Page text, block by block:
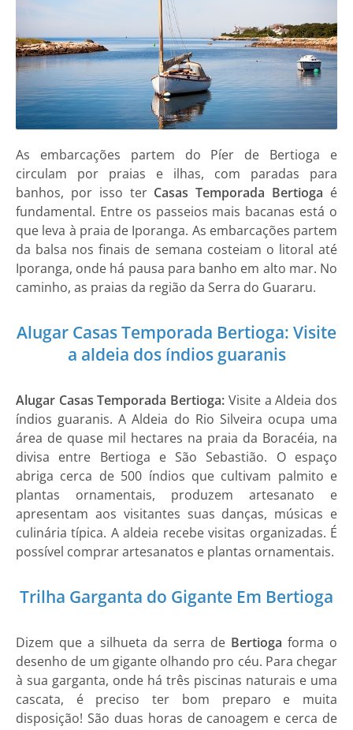
As embarcações partem do Píer de Bertioga e
circulam por praias e ilhas, com paradas para
banhos, por isso ter Casas Temporada Bertioga é
fundamental. Entre os passeios mais bacanas está o
que leva à praia de Iporanga. As embarcações partem
da balsa nos finais de semana costeiam o litoral até
Iporanga, onde há pausa para banho em alto mar. No
caminho, as praias da região da Serra do Guararu.
Alugar Casas Temporada Bertioga: Visite
a aldeia dos índios guaranis
Alugar Casas Temporada Bertioga: Visite a Aldeia dos
índios guaranis. A Aldeia do Rio Silveira ocupa uma
área de quase mil hectares na praia da Boracéia, na
divisa entre Bertioga e São Sebastião. O espaço
abriga cerca de 500 índios que cultivam palmito e
plantas ornamentais, produzem artesanato e
apresentam aos visitantes suas danças, músicas e
culinária típica. A aldeia recebe visitas organizadas. É
possível comprar artesanatos e plantas ornamentais.
Trilha Garganta do Gigante Em Bertioga
Dizem que a silhueta da serra de Bertioga forma o
desenho de um gigante olhando pro céu. Para chegar
à sua garganta, onde há três piscinas naturais e uma
cascata, é preciso ter bom preparo e muita
disposição! São duas horas de canoagem e cerca de